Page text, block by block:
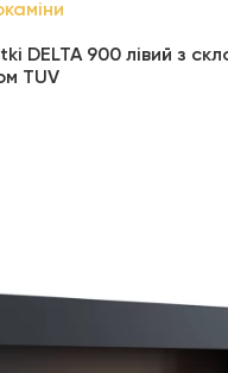
DELTA 900 лівий з
TUV